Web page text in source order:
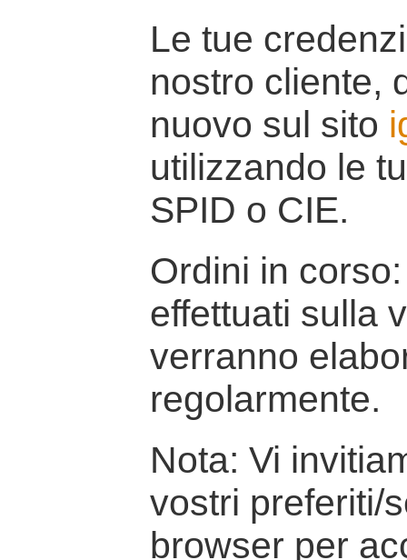
Le tue
nostro cliente,
nuovo sul sito
utilizzando le
SPID o CIE.
Ordini in
effettuati sulla
verranno
regolarmente.
Nota: Vi
vostri preferiti/
browser per